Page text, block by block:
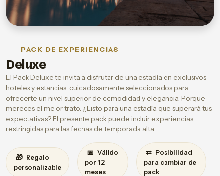
PACK DE EXPERIENCIAS
Deluxe
El Pack Deluxe te invita a disfrutar de una estadía en exclusivos
hoteles y estancias, cuidadosamente seleccionados para
ofrecerte un nivel superior de comodidad y elegancia. Porque
mereces el mejor trato. ¿Listo para una estadía que superará tus
expectativas? El presente pack puede incluir experiencias
restringidas para las fechas de temporada alta.
🎁 Regalo
personalizable
📅 Válido
por 12
meses
⇄ Posibilidad
para cambiar de
pack